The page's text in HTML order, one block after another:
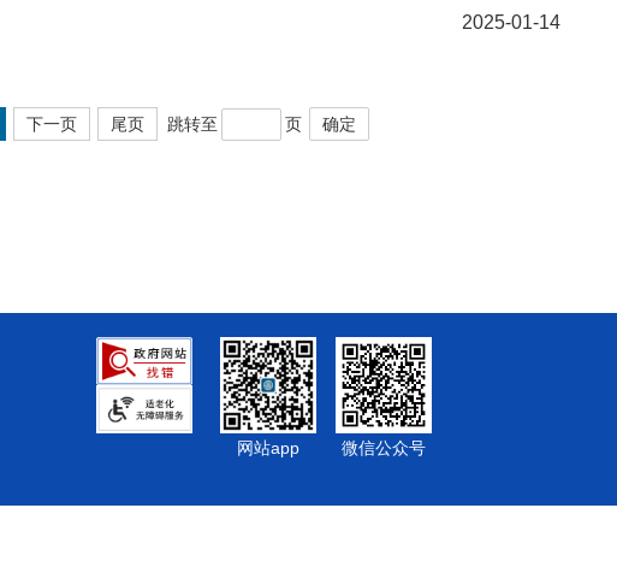
2025-01-14
下一页 尾页 跳转至 页 确定
网站app 微信公众号